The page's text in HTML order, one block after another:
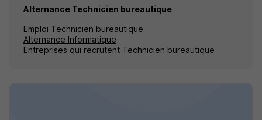
Alternance Technicien bureautique
Emploi Technicien bureautique
Alternance Informatique
Entreprises qui recrutent Technicien bureautique